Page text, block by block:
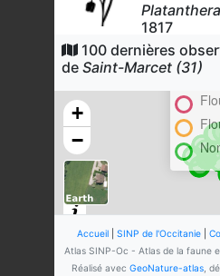
1817
11
Dernière
Serapias
Briq., 1910
Dernière
Gaillet
Galium
100 dernières
de Saint-Marcet (31)
+
−
En
Accueil| SINP de l'Occitanie|
Atlas SINP-Oc - Atlas de la faune
Réalisé avec GeoNature-atlas,